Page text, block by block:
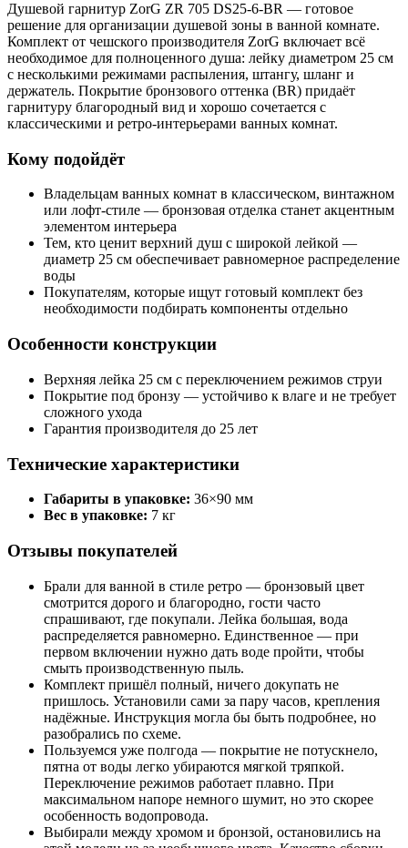
Душевой гарнитур ZorG ZR 705 DS25-6-BR — готовое
решение для организации душевой зоны в ванной комнате.
Комплект от чешского производителя ZorG включает всё
необходимое для полноценного душа: лейку диаметром 25 см
с несколькими режимами распыления, штангу, шланг и
держатель. Покрытие бронзового оттенка (BR) придаёт
гарнитуру благородный вид и хорошо сочетается с
классическими и ретро-интерьерами ванных комнат.
Кому подойдёт
Владельцам ванных комнат в классическом, винтажном
или лофт-стиле — бронзовая отделка станет акцентным
элементом интерьера
Тем, кто ценит верхний душ с широкой лейкой —
диаметр 25 см обеспечивает равномерное распределение
воды
Покупателям, которые ищут готовый комплект без
необходимости подбирать компоненты отдельно
Особенности конструкции
Верхняя лейка 25 см с переключением режимов струи
Покрытие под бронзу — устойчиво к влаге и не требует
сложного ухода
Гарантия производителя до 25 лет
Технические характеристики
Габариты в упаковке: 36×90 мм
Вес в упаковке: 7 кг
Отзывы покупателей
Брали для ванной в стиле ретро — бронзовый цвет
смотрится дорого и благородно, гости часто
спрашивают, где покупали. Лейка большая, вода
распределяется равномерно. Единственное — при
первом включении нужно дать воде пройти, чтобы
смыть производственную пыль.
Комплект пришёл полный, ничего докупать не
пришлось. Установили сами за пару часов, крепления
надёжные. Инструкция могла бы быть подробнее, но
разобрались по схеме.
Пользуемся уже полгода — покрытие не потускнело,
пятна от воды легко убираются мягкой тряпкой.
Переключение режимов работает плавно. При
максимальном напоре немного шумит, но это скорее
особенность водопровода.
Выбирали между хромом и бронзой, остановились на